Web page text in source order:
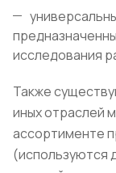
исследования
Также
иных отраслей
ассортименте
(используются